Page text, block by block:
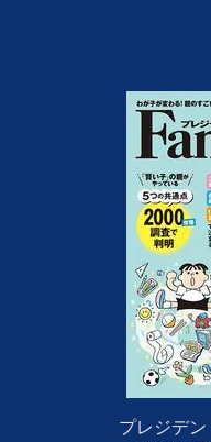
プレジデ